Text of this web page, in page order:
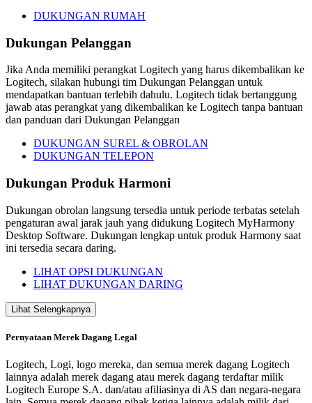
DUKUNGAN RUMAH
Dukungan Pelanggan
Jika Anda memiliki perangkat Logitech yang harus dikembalikan ke
Logitech, silakan hubungi tim Dukungan Pelanggan untuk
mendapatkan bantuan terlebih dahulu. Logitech tidak bertanggung
jawab atas perangkat yang dikembalikan ke Logitech tanpa bantuan
dan panduan dari Dukungan Pelanggan
DUKUNGAN SUREL & OBROLAN
DUKUNGAN TELEPON
Dukungan Produk Harmoni
Dukungan obrolan langsung tersedia untuk periode terbatas setelah
pengaturan awal jarak jauh yang didukung Logitech MyHarmony
Desktop Software. Dukungan lengkap untuk produk Harmony saat
ini tersedia secara daring.
LIHAT OPSI DUKUNGAN
LIHAT DUKUNGAN DARING
Lihat Selengkapnya
Pernyataan Merek Dagang Legal
Logitech, Logi, logo mereka, dan semua merek dagang Logitech
lainnya adalah merek dagang atau merek dagang terdaftar milik
Logitech Europe S.A. dan/atau afiliasinya di AS dan negara-negara